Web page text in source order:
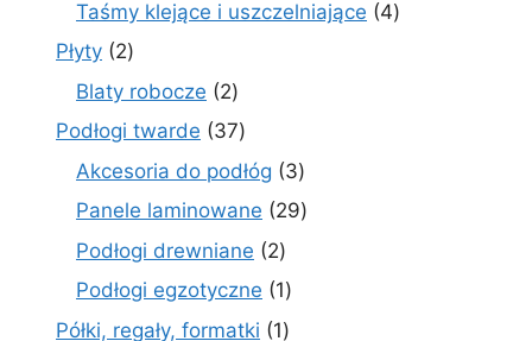
Taśmy klejące i uszczelniające 44
Płyty 22
produkty
Blaty robocze 22
produkty
Podłogi twarde 3737
produktów
Akcesoria do podłóg 33
produkty
Panele laminowane 2929
Podłogi drewniane 22
produkty
Podłogi egzotyczne 11
produkt
Półki, regały, formatki 11